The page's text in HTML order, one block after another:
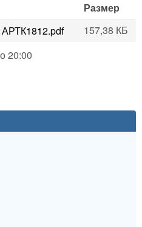
Размер
157,38 КБ
20:00